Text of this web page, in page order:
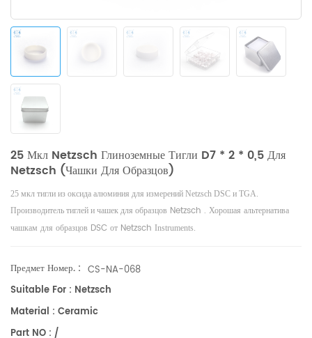
25 Мкл Netzsch Глиноземные Тигли D7 * 2 * 0,5 Для
Netzsch (чашки Для Образцов)
25 мкл тигли из оксида алюминия для измерений Netzsch DSC и TGA.
Производитель тиглей и чашек для образцов Netzsch . Хорошая альтернатива
чашкам для образцов DSC от Netzsch
Instruments.
Предмет Номер. : CS-NA-068
Suitable For : Netzsch
Material : Ceramic
Part NO : /